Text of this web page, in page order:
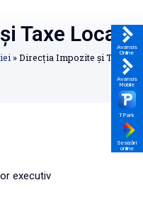
Taxe Locale
»Direcția Impozite și Taxe
executiv
Avansis
Online
Avansis
Mobile
TPark
Sesizări
online